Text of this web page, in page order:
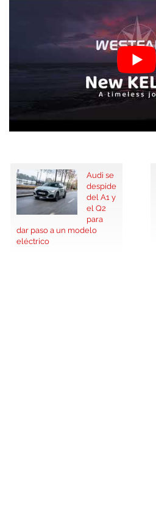
Audi se
despide
del A1 y
el Q2
para
dar paso a un modelo
eléctrico